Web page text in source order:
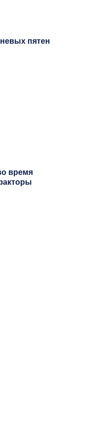
пятен
время